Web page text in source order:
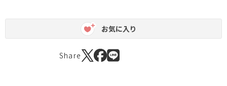
お気に入り
Share